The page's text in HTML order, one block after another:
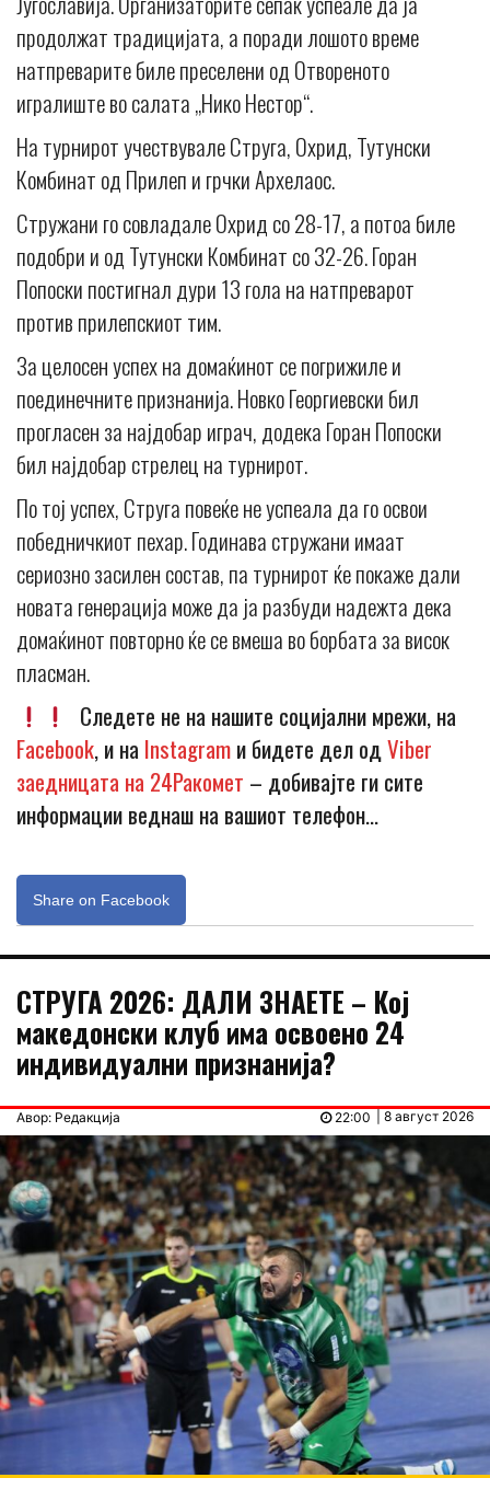
продолжат традицијата, а поради лошото време
натпреварите биле преселени од Отвореното
игралиште во салата „Нико Нестор“.
На турнирот учествувале Струга, Охрид, Тутунски
Комбинат од Прилеп и грчки Архелаос.
Стружани го совладале Охрид со 28-17, а потоа биле
подобри и од Тутунски Комбинат со 32-26. Горан
Попоски постигнал дури 13 гола на натпреварот
против прилепскиот тим.
За целосен успех на домаќинот се погрижиле и
поединечните признанија. Новко Георгиевски бил
прогласен за најдобар играч, додека Горан Попоски
бил најдобар стрелец на турнирот.
По тој успех, Струга повеќе не успеала да го освои
победничкиот пехар. Годинава стружани имаат
сериозно засилен состав, па турнирот ќе покаже дали
новата генерација може да ја разбуди надежта дека
домаќинот повторно ќе се вмеша во борбата за висок
пласман.
Следете не на нашите социјални мрежи, на
Facebook, и на Instagramи бидете дел одViber
заедницата на 24Ракомет – добивајте ги сите
информации веднаш на вашиот телефон…
Share on Facebook
СТРУГА 2026: ДАЛИ ЗНАЕТЕ – Кој
македонски клуб има освоено 24
индивидуални признанија?
Авор: Редакција | 8 август 2026
22:00